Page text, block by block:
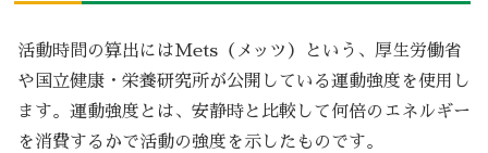
活動時間の算出にはMets（メッツ）という、厚生労働省
や国立健康・栄養研究所が公開している運動強度を使用し
ます。運動強度とは、安静時と比較して何倍のエネルギー
を消費するかで活動の強度を示したものです。